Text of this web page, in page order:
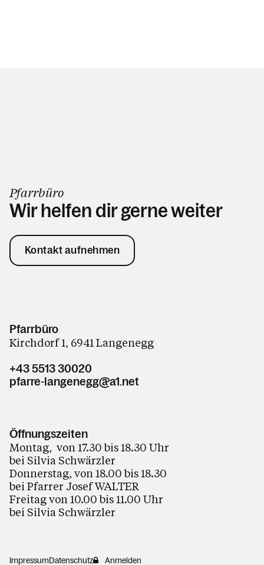
Pfarrbüro
Wir helfen dir gerne weiter
Kontakt aufnehmen
Pfarrbüro
Kirchdorf 1, 6941 Langenegg
+43 5513 30020
pfarre-langenegg@a1.net
Öffnungszeiten
Montag, von 17.30 bis 18.30 Uhr
bei Silvia Schwärzler
Donnerstag, von 18.00 bis 18.30
bei Pfarrer Josef WALTER
Freitag von 10.00 bis 11.00 Uhr
bei Silvia Schwärzler
ImpressumDatenschutz Anmelden